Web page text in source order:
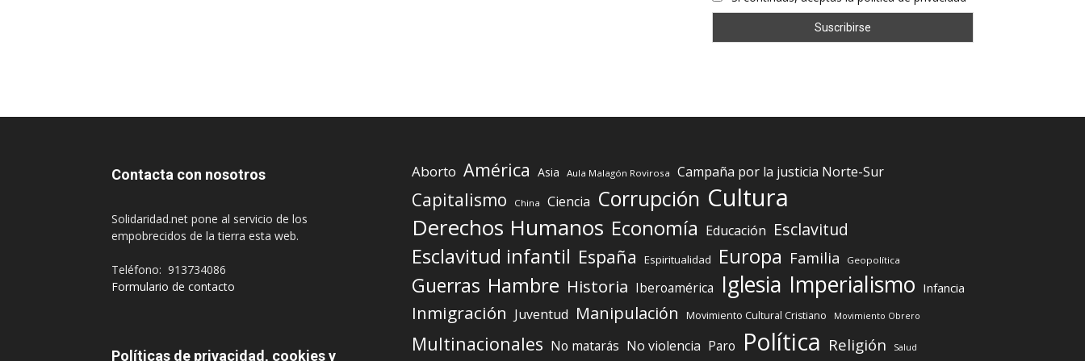
Contacta con nosotros
Solidaridad.net pone al servicio de los
empobrecidos de la tierra esta web.
Teléfono: 913734086
Formulario de contacto
Políticas de privacidad, cookies y
Aborto América Asia Aula Malagón Rovirosa Campaña por la justicia Norte-Sur
Capitalismo China Ciencia Corrupción Cultura
Derechos Humanos Economía Educación Esclavitud
Esclavitud infantil España Espiritualidad Europa Familia Geopolítica
Guerras Hambre Historia Iberoamérica Iglesia Imperialismo Infancia
Inmigración Juventud Manipulación Movimiento Cultural Cristiano Movimiento Obrero
Multinacionales No matarás No violencia Paro Política Religión Salud